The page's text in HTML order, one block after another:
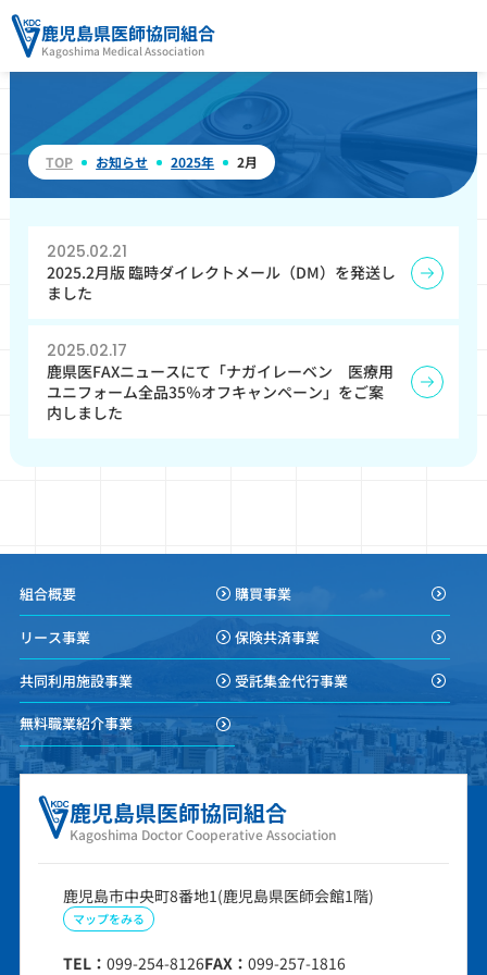
鹿児島県医師協同組合
Kagoshima Medical Association
TOP お知らせ 2025年 2月
2025.02.21
2025.2月版 臨時ダイレクトメール（DM）を発送し
ました
2025.02.17
鹿県医FAXニュースにて「ナガイレーベン 医療用
ユニフォーム全品35％オフキャンペーン」をご案
内しました
組合概要 購買事業
リース事業 保険共済事業
共同利用施設事業 受託集金代行事業
無料職業紹介事業
鹿児島県医師協同組合
Kagoshima Doctor Cooperative Association
鹿児島市中央町8番地1(鹿児島県医師会館1階)
マップをみる
TEL： 099-254-8126FAX： 099-257-1816